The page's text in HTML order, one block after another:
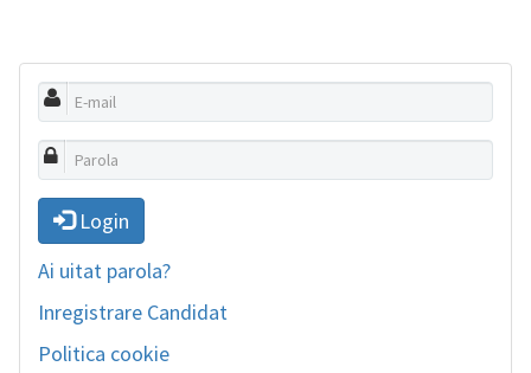
Login
Ai uitat parola?
Inregistrare Candidat
Politica cookie